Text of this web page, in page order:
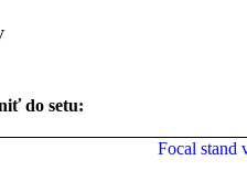
do setu: